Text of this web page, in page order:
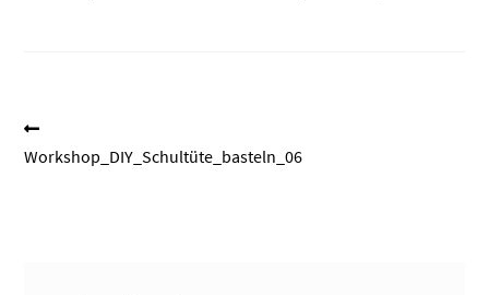
Beitragsnavigation
Beitrag:
Workshop_DIY_Schultüte_basteln_06